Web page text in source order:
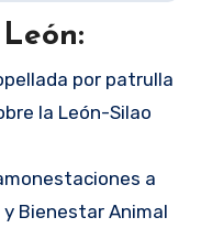
por patrulla
la León-Silao
a
Bienestar Animal